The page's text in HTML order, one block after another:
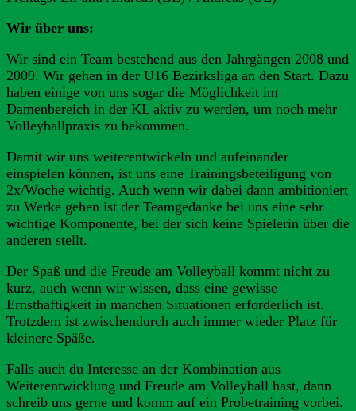
Wir über uns:
Wir sind ein Team bestehend aus den Jahrgängen 2008 und
2009. Wir gehen in der U16 Bezirksliga an den Start. Dazu
haben einige von uns sogar die Möglichkeit im
Damenbereich in der KL aktiv zu werden, um noch mehr
Volleyballpraxis zu bekommen.
Damit wir uns weiterentwickeln und aufeinander
einspielen können, ist uns eine Trainingsbeteiligung von
2x/Woche wichtig. Auch wenn wir dabei dann ambitioniert
zu Werke gehen ist der Teamgedanke bei uns eine sehr
wichtige Komponente, bei der sich keine Spielerin über die
anderen stellt.
Der Spaß und die Freude am Volleyball kommt nicht zu
kurz, auch wenn wir wissen, dass eine gewisse
Ernsthaftigkeit in manchen Situationen erforderlich ist.
Trotzdem ist zwischendurch auch immer wieder Platz für
kleinere Späße.
Falls auch du Interesse an der Kombination aus
Weiterentwicklung und Freude am Volleyball hast, dann
schreib uns gerne und komm auf ein Probetraining vorbei.